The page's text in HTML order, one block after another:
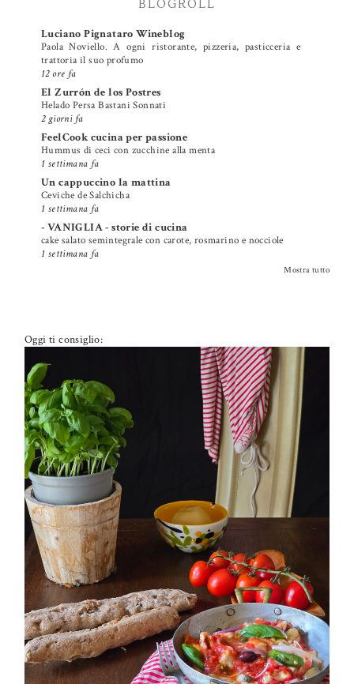
BLOGROLL
Luciano Pignataro Wineblog
Paola Noviello. A ogni ristorante, pizzeria, pasticceria e
trattoria il suo profumo
12 ore fa
El Zurrón de los Postres
Helado Persa Bastani Sonnati
2 giorni fa
FeelCook cucina per passione
Hummus di ceci con zucchine alla menta
1 settimana fa
Un cappuccino la mattina
Ceviche de Salchicha
1 settimana fa
- VANIGLIA - storie di cucina
cake salato semintegrale con carote, rosmarino e nocciole
1 settimana fa
Mostra tutto
Oggi ti consiglio:
PETTI DI POLLO ALLA PIZZAIOLA